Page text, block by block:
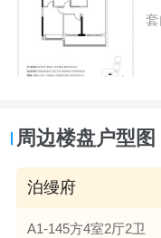
周边楼盘户型图
泊缦府
A1-145方4室2厅2卫